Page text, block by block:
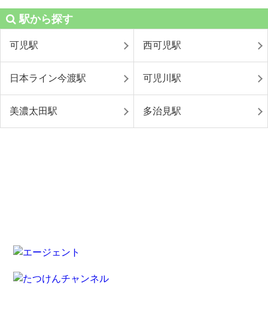
駅から探す
可児駅 西可児駅
日本ライン今渡駅 可児川駅
美濃太田駅 多治見駅